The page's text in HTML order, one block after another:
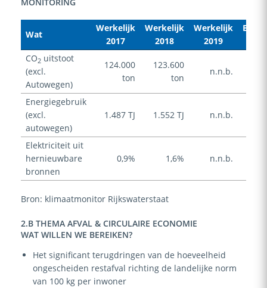
Wat
Werkelijk
2017
Werkelijk
2018
Werkelijk
2019
CO2 uitstoot
(excl.
Autowegen)
124.000
ton
123.600
ton
n.n.b.
Energiegebruik
(excl.
autowegen)
1.487 TJ 1.552 TJ n.n.b.
Elektriciteit uit
hernieuwbare
bronnen
0,9% 1,6% n.n.b.
Bron: klimaatmonitor Rijkswaterstaat
2.B THEMA AFVAL & CIRCULAIRE ECONOMIE
WAT WILLEN WE BEREIKEN?
Het significant terugdringen van de hoeveelheid
ongescheiden restafval richting de landelijke norm
van 100 kg per inwoner